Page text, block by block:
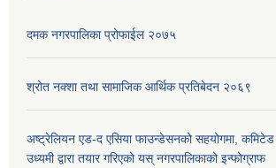
दमक नगरपालिका प्रोफाईल २०७५
श्रोत नक्शा तथा सामाजिक आर्थिक प्रतिबेदन २०६९
अष्ट्रेलियन एड-द एसिया फाउन्डेसनको सहयोगमा,
उध्यमी द्वारा तयार गरिएको यस् नगरपालिकाको इन्फोग्राफ